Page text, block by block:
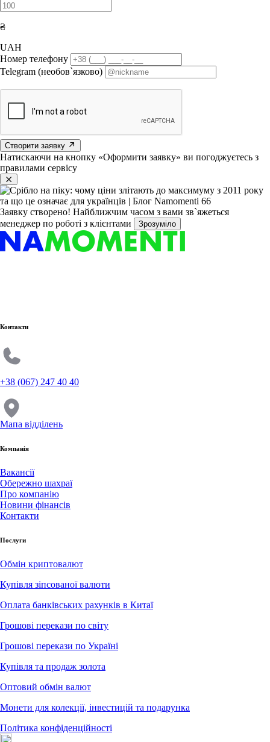
₴
UAH
Номер телефону
Telegram (необов`язково)
Створити заявку
Натискаючи на кнопку «Оформити заявку» ви погоджуєтесь з
правилами сервісу
Заявку створено! Найближчим часом з вами зв`яжеться
менеджер по роботі з клієнтами
Зрозуміло
Контакти
+38 (067) 247 40 40
Мапа відділень
Компанія
Вакансії
Обережно шахраї
Про компанію
Новини фінансів
Контакти
Послуги
Обмін криптовалют
Купівля зіпсованої валюти
Оплата банківських рахунків в Китаї
Грошові перекази по світу
Грошові перекази по Україні
Купівля та продаж золота
Оптовий обмін валют
Монети для колекції, інвестицій та подарунка
Політика конфіденційності